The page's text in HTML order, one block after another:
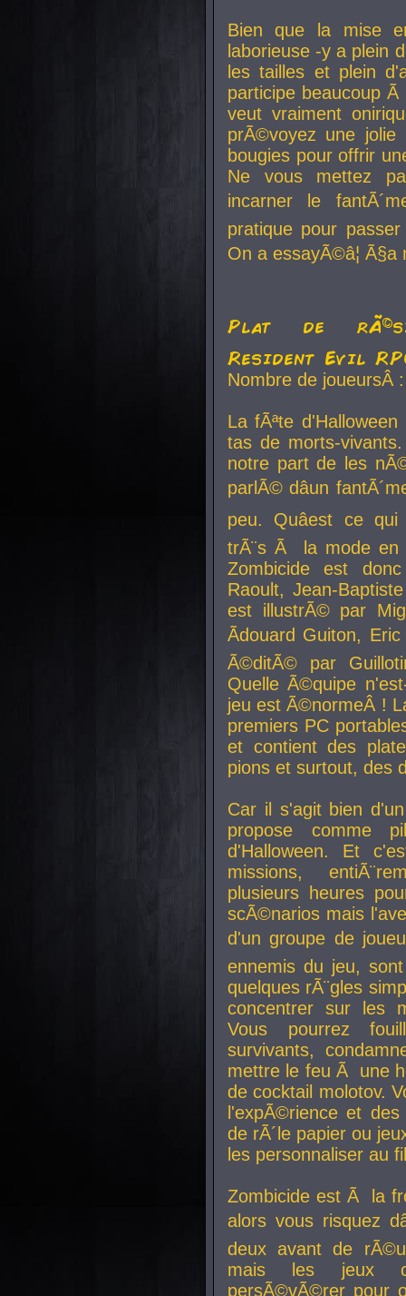
Bien que la mise
laborieuse -y a plein
les tailles et plein
participe beaucoup
veut vraiment
prÃ©voyez une
bougies pour offrir
Ne vous mettez
incarner le
pratique pour
On a essayÃ©â¦
Plat de
Resident Evil
Nombre de
La fÃªte
tas de morts-
notre part de les
parlÃ© dâun
peu. Quâest ce
trÃ¨s Ã la mode en
Zombicide est
Raoult, Jean-
est illustrÃ© par
Ãdouard Guiton,
Ã©ditÃ© par
Quelle Ã©quipe
jeu est Ã©normeÂ !
premiers PC
et contient des
pions et surtout, des
Car il s'agit bien
propose comme
d'Halloween. Et
missions,
plusieurs heures
scÃ©narios mais
d'un groupe de
ennemis du jeu,
quelques rÃ¨gles
concentrer sur les
Vous pourrez
survivants,
mettre le feu Ã une
de cocktail molotov.
l'expÃ©rience et
de rÃ´le papier ou
les personnaliser au
Zombicide est Ã la
alors vous risquez
deux avant de
mais les jeux
persÃ©vÃ©rer pour